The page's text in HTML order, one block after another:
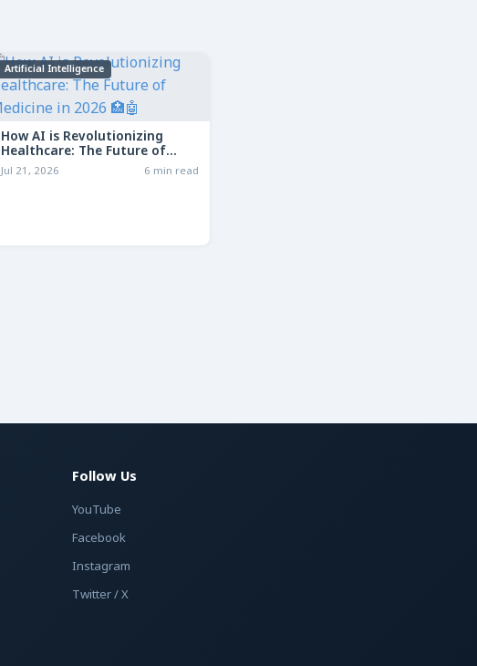
Artificial Intelligence
How AI is Revolutionizing
Healthcare: The Future of
Medicine in 2026
Jul 21, 2026 6 min read
Follow Us
YouTube
Facebook
Instagram
Twitter / X